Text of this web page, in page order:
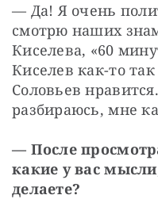
— Да! Я очень
смотрю наших
Киселева, «60
Киселев как-то
Соловьев
разбираюсь, мне
— После
какие у вас
делаете?